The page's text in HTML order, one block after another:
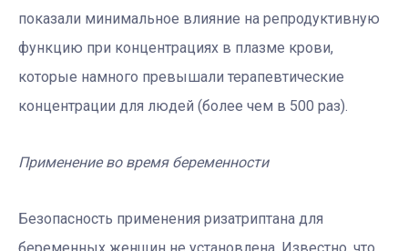
показали минимальное влияние на репродуктивную
функцию при концентрациях в плазме крови,
которые намного превышали терапевтические
концентрации для людей (более чем в 500 раз).
Применение во время беременности
Безопасность применения ризатриптана для